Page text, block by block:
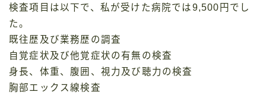
検査項目は以下で、私が受けた病院では9,500円でし
た。
既往歴及び業務歴の調査
自覚症状及び他覚症状の有無の検査
身長、体重、腹囲、視力及び聴力の検査
胸部エックス線検査